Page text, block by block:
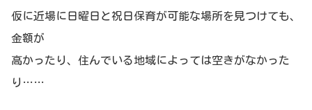
仮に近場に日曜日と祝日保育が可能な場所を見つけても、
金額が
高かったり、住んでいる地域によっては空きがなかった
り……